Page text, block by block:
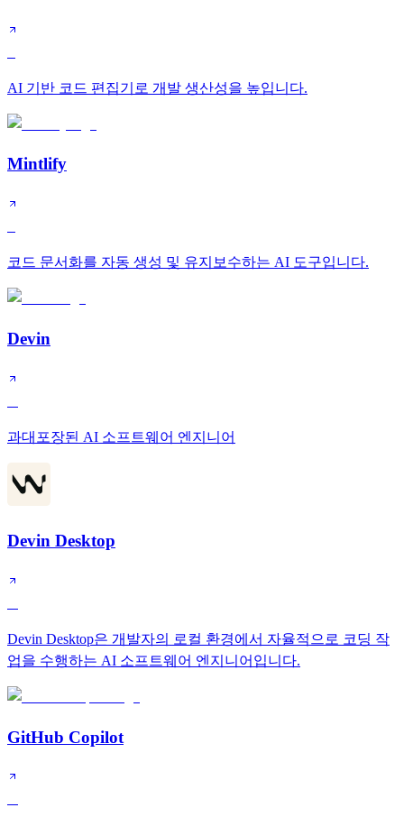
AI 기반 코드 편집기로 개발 생산성을 높입니다.
Mintlify
코드 문서화를 자동 생성 및 유지보수하는 AI 도구입니다.
Devin
과대포장된 AI 소프트웨어 엔지니어
Devin Desktop
Devin Desktop은 개발자의 로컬 환경에서 자율적으로 코딩 작
업을 수행하는 AI 소프트웨어 엔지니어입니다.
GitHub Copilot